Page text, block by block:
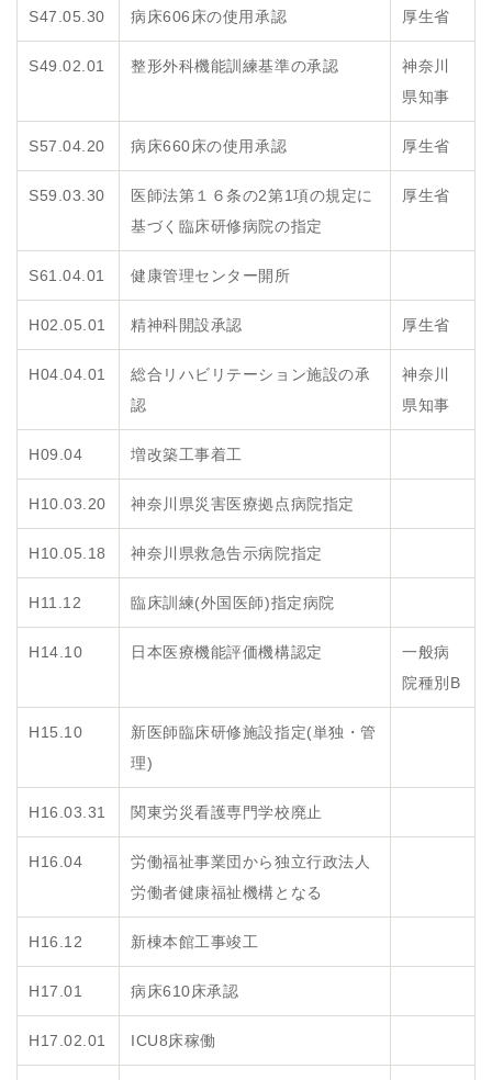
S47.05.30 病床606床の使用承認 厚生省
S49.02.01 整形外科機能訓練基準の承認
神奈川
県知事
S57.04.20 病床660床の使用承認 厚生省
S59.03.30
医師法第１６条の2第1項の規定に
基づく臨床研修病院の指定
厚生省
S61.04.01 健康管理センター開所
H02.05.01 精神科開設承認 厚生省
H04.04.01
総合リハビリテーション施設の承
認
神奈川
県知事
H09.04 増改築工事着工
H10.03.20 神奈川県災害医療拠点病院指定
H10.05.18 神奈川県救急告示病院指定
H11.12 臨床訓練(外国医師)指定病院
H14.10 日本医療機能評価機構認定
一般病
院種別B
H15.10
新医師臨床研修施設指定(単独・管
理)
H16.03.31 関東労災看護専門学校廃止
H16.04
労働福祉事業団から独立行政法人
労働者健康福祉機構となる
H16.12 新棟本館工事竣工
H17.01 病床610床承認
H17.02.01 ICU8床稼働